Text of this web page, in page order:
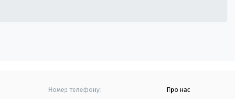
Номер телефону: Про нас